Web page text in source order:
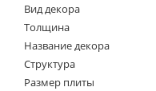
Вид декора
Толщина
Название декора
Структура
Размер плиты